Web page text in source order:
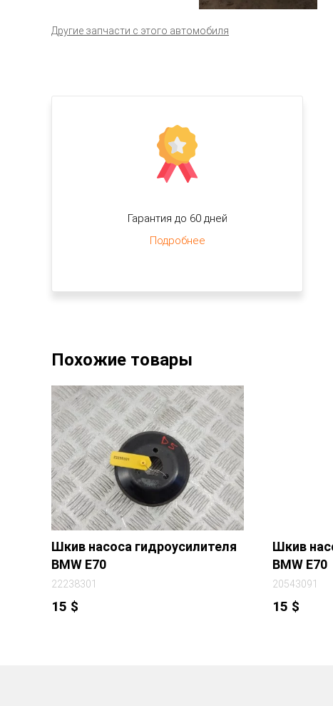
Другие запчасти с этого автомобиля
Гарантия до 60 дней
Подробнее
Похожие товары
Шкив насоса гидроусилителя
BMW E70
22238301
15 $
Шкив
BMW E70
20543091
15 $